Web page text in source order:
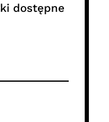
dostępne